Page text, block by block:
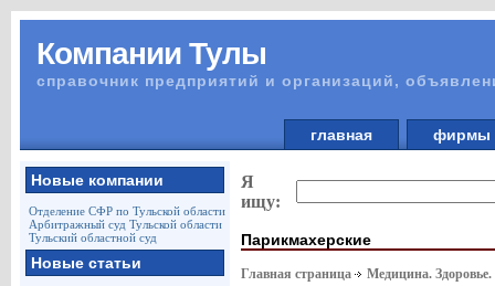
Компании Тулы
справочник предприятий и организаций,
главная
Новые компании
Отделение СФР по Тульской области
Арбитражный суд Тульской области
Тульский областной суд
Новые статьи
Я
ищу:
Парикмахерские
Главная страница Медицина. Здоровье.